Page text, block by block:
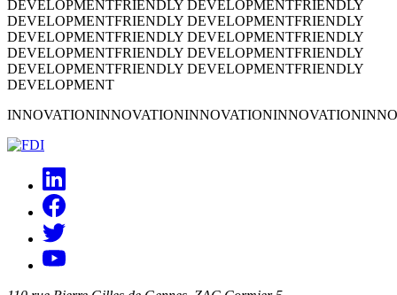
DEVELOPMENTFRIENDLY DEVELOPMENTFRIENDLY
DEVELOPMENTFRIENDLY DEVELOPMENTFRIENDLY
DEVELOPMENTFRIENDLY DEVELOPMENTFRIENDLY
DEVELOPMENTFRIENDLY DEVELOPMENTFRIENDLY
DEVELOPMENTFRIENDLY DEVELOPMENTFRIENDLY
DEVELOPMENT
INNOVATIONINNOVATIONINNOVATIONINNOVATION